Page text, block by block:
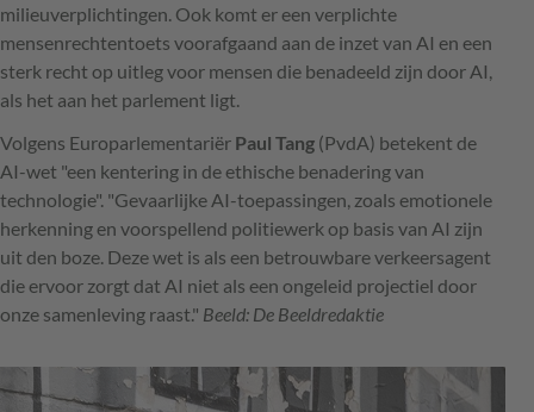
milieuverplichtingen. Ook komt er een verplichte
mensenrechtentoets voorafgaand aan de inzet van AI en een
sterk recht op uitleg voor mensen die benadeeld zijn door AI,
als het aan het parlement ligt.
Volgens Europarlementariër Paul Tang (PvdA) betekent de
AI-wet "een kentering in de ethische benadering van
technologie". "Gevaarlijke AI-toepassingen, zoals emotionele
herkenning en voorspellend politiewerk op basis van AI zijn
uit den boze. Deze wet is als een betrouwbare verkeersagent
die ervoor zorgt dat AI niet als een ongeleid projectiel door
onze samenleving raast." Beeld: De Beeldredaktie